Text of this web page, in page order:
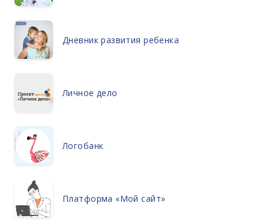
Дневник развития ребенка
Личное дело
Логобанк
Платформа «Мой сайт»